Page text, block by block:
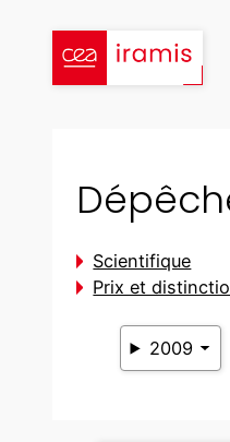
contenu
Scientifique
Prix et
2009